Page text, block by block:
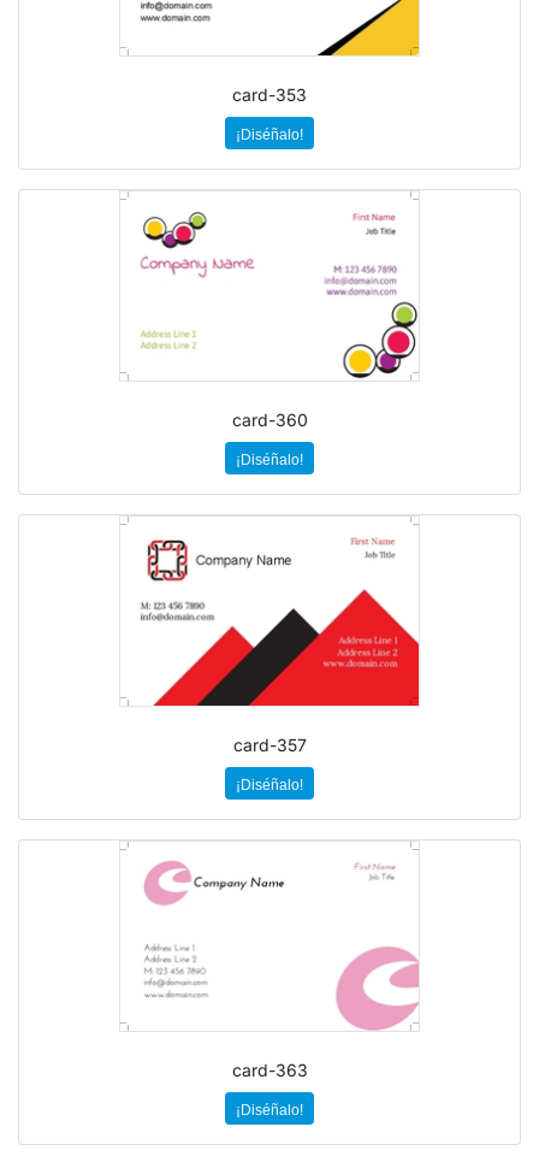
card-353
¡Diséñalo!
card-360
¡Diséñalo!
card-357
¡Diséñalo!
card-363
¡Diséñalo!